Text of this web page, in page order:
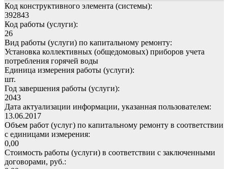
Код конструктивного элемента (системы):
392843
Код работы (услуги):
26
Вид работы (услуги) по капитальному ремонту:
Установка коллективных (общедомовых) приборов учета
потребления горячей воды
Единица измерения работы (услуги):
шт.
Год завершения работы (услуги):
2043
Дата актуализации информации, указанная пользователем:
13.06.2017
Объем работ (услуг) по капитальному ремонту в соответствии
с единицами измерения:
0,00
Стоимость работы (услуги) в соответствии с заключенными
договорами, руб.: